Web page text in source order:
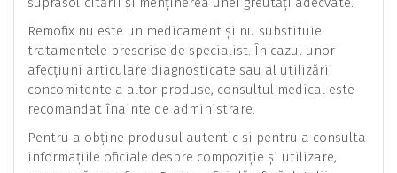
Remofix nu este un medicament și nu substituie
tratamentele prescrise de specialist. În cazul unor
afecțiuni articulare diagnosticate sau al utilizării
concomitente a altor produse, consultul medical este
recomandat înainte de administrare.
Pentru a obține produsul autentic și pentru a consulta
informațiile oficiale despre compoziție și utilizare,